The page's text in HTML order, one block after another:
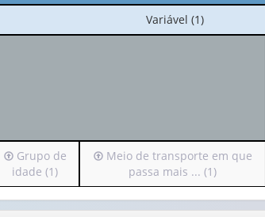
No
cabeçalho:
Variável (1)
Irá
para
o
cabeçalho
Grupo de
idade (1)
Irá
o
cabeçalho
Meio de transporte em que
passa mais ... (1)